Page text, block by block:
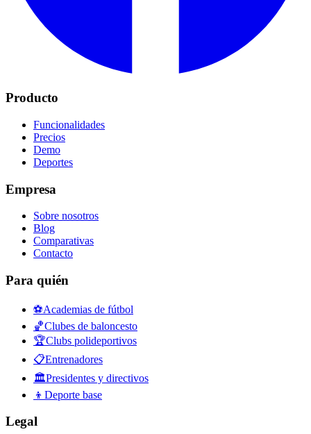
Producto
Funcionalidades
Precios
Demo
Deportes
Empresa
Sobre nosotros
Blog
Comparativas
Contacto
Para quién
⚽Academias de fútbol
🏀Clubes de baloncesto
🏆Clubs polideportivos
📋Entrenadores
🏛️Presidentes y directivos
👦 Deporte base
Legal